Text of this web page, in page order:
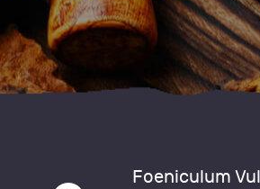
Foeniculum